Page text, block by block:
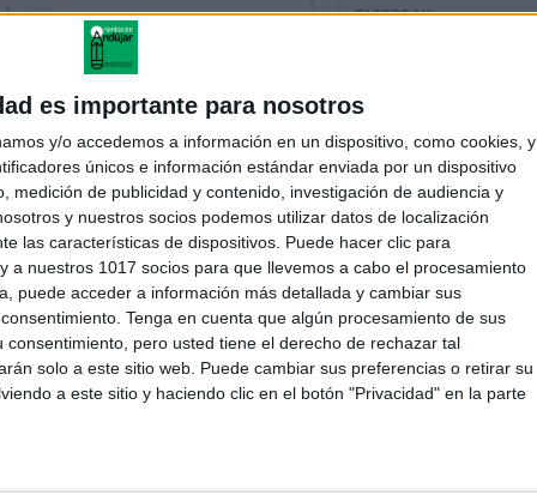
es importante para nosotros
y/o accedemos a información en un dispositivo, como cookies, y
únicos e información estándar enviada por un dispositivo
medición de publicidad y contenido, investigación de audiencia y
y nuestros socios podemos utilizar datos de localización
las características de dispositivos. Puede hacer clic para
a nuestros 1017 socios para que llevemos a cabo el procesamiento
puede acceder a información más detallada y cambiar sus
Tenga en cuenta que algún procesamiento de sus
pero usted tiene el derecho de rechazar tal
solo a este sitio web. Puede cambiar sus preferencias o retirar su
a este sitio y haciendo clic en el botón "Privacidad" en la parte
FACEBOOK